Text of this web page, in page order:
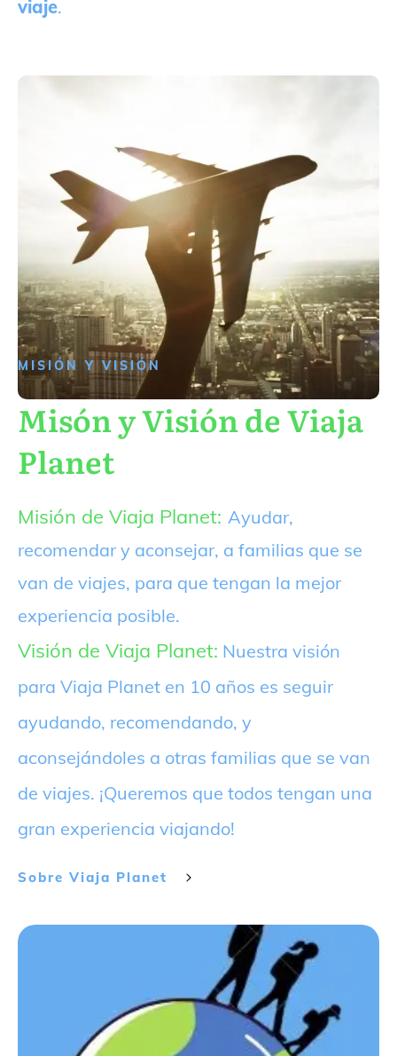
viaje.
MISIÓN Y VISIÓN
Misón y Visión de Viaja
Planet
Misión de Viaja Planet: Ayudar,
recomendar y aconsejar, a familias que se
van de viajes, para que tengan la mejor
experiencia posible.
Visión de Viaja Planet: Nuestra visión
para Viaja Planet en 10 años es seguir
ayudando, recomendando, y
aconsejándoles a otras familias que se van
de viajes. ¡Queremos que todos tengan una
gran experiencia viajando!
Sobre Viaja Planet